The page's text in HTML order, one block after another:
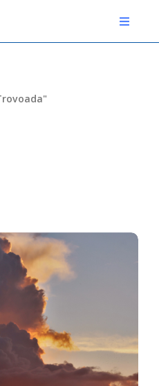
Toggle
Login